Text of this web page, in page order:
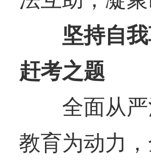
坚持自我
赶考之题
全面从严
教育为动力